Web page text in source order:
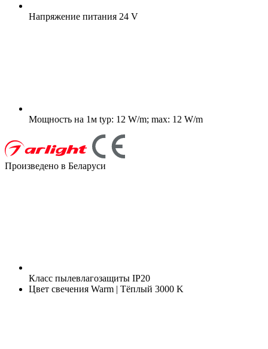
Напряжение питания 24 V
Мощность на 1м typ: 12 W/m; max: 12 W/m
Произведено в Беларуси
Класс пылевлагозащиты IP20
Цвет свечения Warm | Тёплый 3000 K